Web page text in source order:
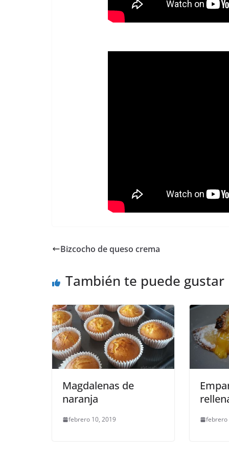
Bizcocho de queso crema
También te puede gustar
Magdalenas de
naranja
febrero 10, 2019 febrero